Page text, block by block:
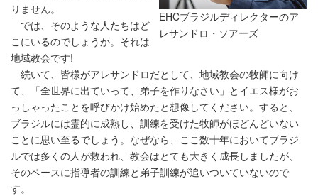
EHCブラジルディレクターのア
レサンドロ・ソアーズ
りません。
では、そのような人たちはど
こにいるのでしょうか。それは
地域教会です!
続いて、皆様がアレサンドロだとして、地域教会の牧師に向け
て、「全世界に出ていって、弟子を作りなさい」とイエス様がお
っしゃったことを呼びかけ始めたと想像してください。すると、
ブラジルには霊的に成熟し、訓練を受けた牧師がほどんどいない
ことに思い至るでしょう。なぜなら、ここ数十年においてブラジ
ルでは多くの人が救われ、教会はとても大きく成長しましたが、
そのペースに指導者の訓練と弟子訓練が追いついていないので
す。